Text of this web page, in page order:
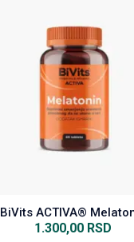
BiVits ACTIVA®
1.300,00 RSD